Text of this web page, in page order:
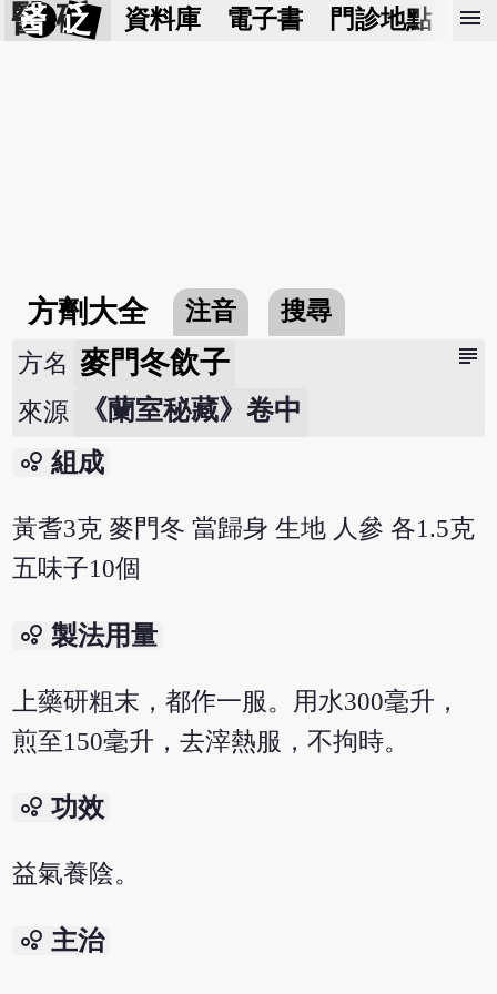
醫 砭 資料庫 電子書 門診地點 預
menu
方劑大全 注音 搜尋
subject
方名 麥門冬飲子
來源 《蘭室秘藏》卷中
bubble_chart 組成
黃耆3克 麥門冬 當歸身 生地 人參 各1.5克
五味子10個
bubble_chart 製法用量
上藥研粗末，都作一服。用水300毫升，
煎至150毫升，去滓熱服，不拘時。
bubble_chart 功效
益氣養陰。
bubble_chart 主治